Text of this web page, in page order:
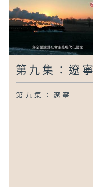
第九集：遼寧
第九集：遼寧